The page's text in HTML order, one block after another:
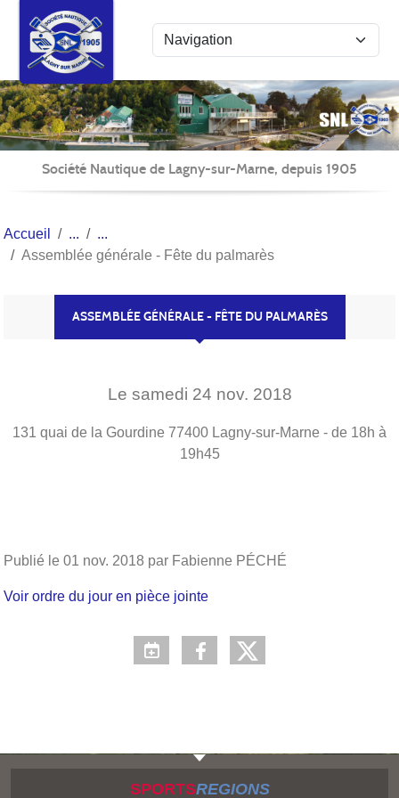
Société Nautique de Lagny-sur-Marne, depuis 1905
Accueil
Assemblée générale - Fête du palmarès
ASSEMBLÉE GÉNÉRALE - FÊTE DU PALMARÈS
Le samedi 24 nov. 2018
131 quai de la Gourdine 77400 Lagny-sur-Marne - de 18h à
19h45
Publié le 01 nov. 2018 par Fabienne PÉCHÉ
Voir ordre du jour en pièce jointe
SPORTSREGIONS
Panneau de gestion des cookies